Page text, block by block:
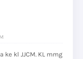
ke kl JJCM. KL mmg